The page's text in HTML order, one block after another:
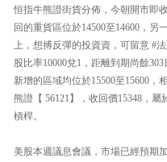
恒指牛熊證街貨分佈，今朝開市即
回的重貨區位於14500至14600，另
上，想搏反彈的投資資，可留意 #
股比率10000兌1，距離到期尚餘
新增的區域均位於15500至15600，
熊證【 56121】，收回價15348，
槓桿。
美股本週議息會議，市場已經預期